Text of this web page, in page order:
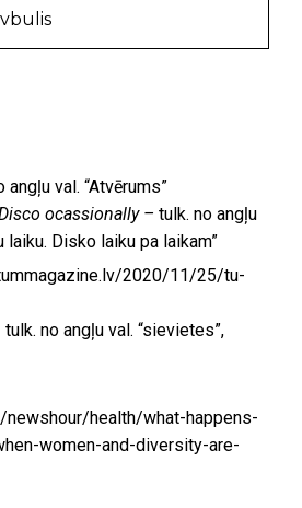
angļu val. “Atvērums”
ocassionally – tulk. no angļu
Disko laiku pa laikam”
2020/11/25/tu-
tulk. no angļu val. “sievietes”,
health/what-happens-
women-and-diversity-are-